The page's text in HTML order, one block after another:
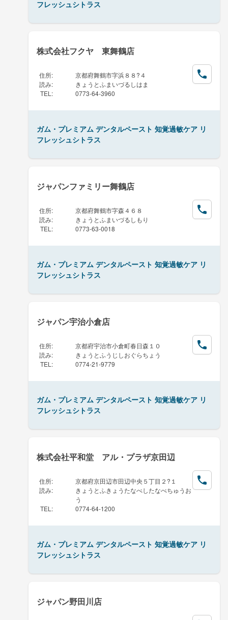
フレッシュシトラス
株式会社フクヤ 東舞鶴店
住所:
京都府舞鶴市字浜８８?４
読み:
きょうとふまいづるしはま
TEL : 0773-64-3960
ガム・プレミアム デンタルペースト 知覚過敏ケア リ
フレッシュシトラス
ジャパンファミリー舞鶴店
住所:
京都府舞鶴市字森４６８
読み:
きょうとふまいづるしもり
TEL : 0773-63-0018
ガム・プレミアム デンタルペースト 知覚過敏ケア リ
フレッシュシトラス
ジャパン宇治小倉店
住所:
京都府宇治市小倉町春日森１０
読み:
きょうとふうじしおぐらちょう
TEL : 0774-21-9779
ガム・プレミアム デンタルペースト 知覚過敏ケア リ
フレッシュシトラス
株式会社平和堂 アル・プラザ京田辺
住所:
京都府京田辺市田辺中央５丁目２?１
読み:
きょうとふきょうたなべしたなべちゅうお
う
TEL : 0774-64-1200
ガム・プレミアム デンタルペースト 知覚過敏ケア リ
フレッシュシトラス
ジャパン野田川店